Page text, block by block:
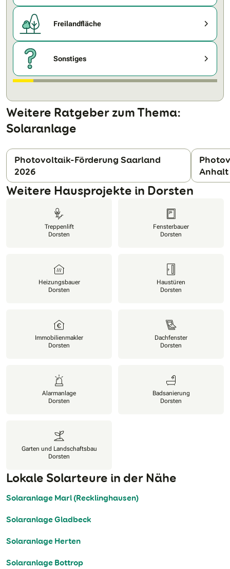
Freilandfläche
Sonstiges
Weitere Ratgeber zum Thema:
Solaranlage
Photovoltaik-Förderung Saarland
2026
Anhalt
Weitere Hausprojekte in Dorsten
Treppenlift
Dorsten
Fensterbauer
Dorsten
Heizungsbauer
Dorsten
Haustüren
Dorsten
Immobilienmakler
Dorsten
Dachfenster
Dorsten
Alarmanlage
Dorsten
Badsanierung
Dorsten
Garten und Landschaftsbau
Dorsten
Lokale Solarteure in der Nähe
Solaranlage Marl (Recklinghausen)
Solaranlage Gladbeck
Solaranlage Herten
Solaranlage Bottrop